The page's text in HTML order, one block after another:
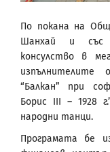
По покана на
Шанхай и със
консулство в
изпълнителите
“Балкан” при
Борис III – 1928
народни танци.
Програмата бе